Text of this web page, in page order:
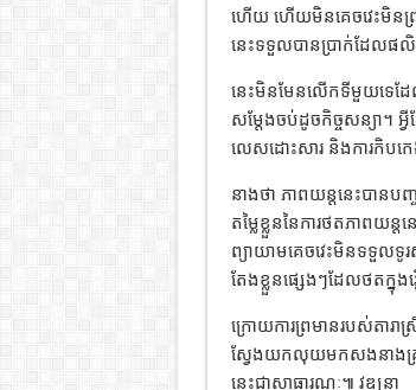
ហើយ ហើយមិនគេចវេះមិនព្
នេះទទួលបានប្រាក់ដែលផ
នេះមិនមែនលើកទីមួយទេដែ
សម្តែងចប់ដូចកិច្ចសន្យា។ អ្វី
លេសដោះសារ និងការកិប
នាងថា ភាពយន្តនេះបាន
តម្លៃខ្លួននៃការថតភាពយន្
ព្យាយាមគេចវេះមិនទទួលទូ
តែងខ្លួនផ្សេងៗដែលថតក្នុ
ក្រោយការព្រមានរបស់តា
ស្វែងយកលុយមកសងនាងគ្រប់
នេះជាសាធារណៈ៕ វឌ្ឍនា